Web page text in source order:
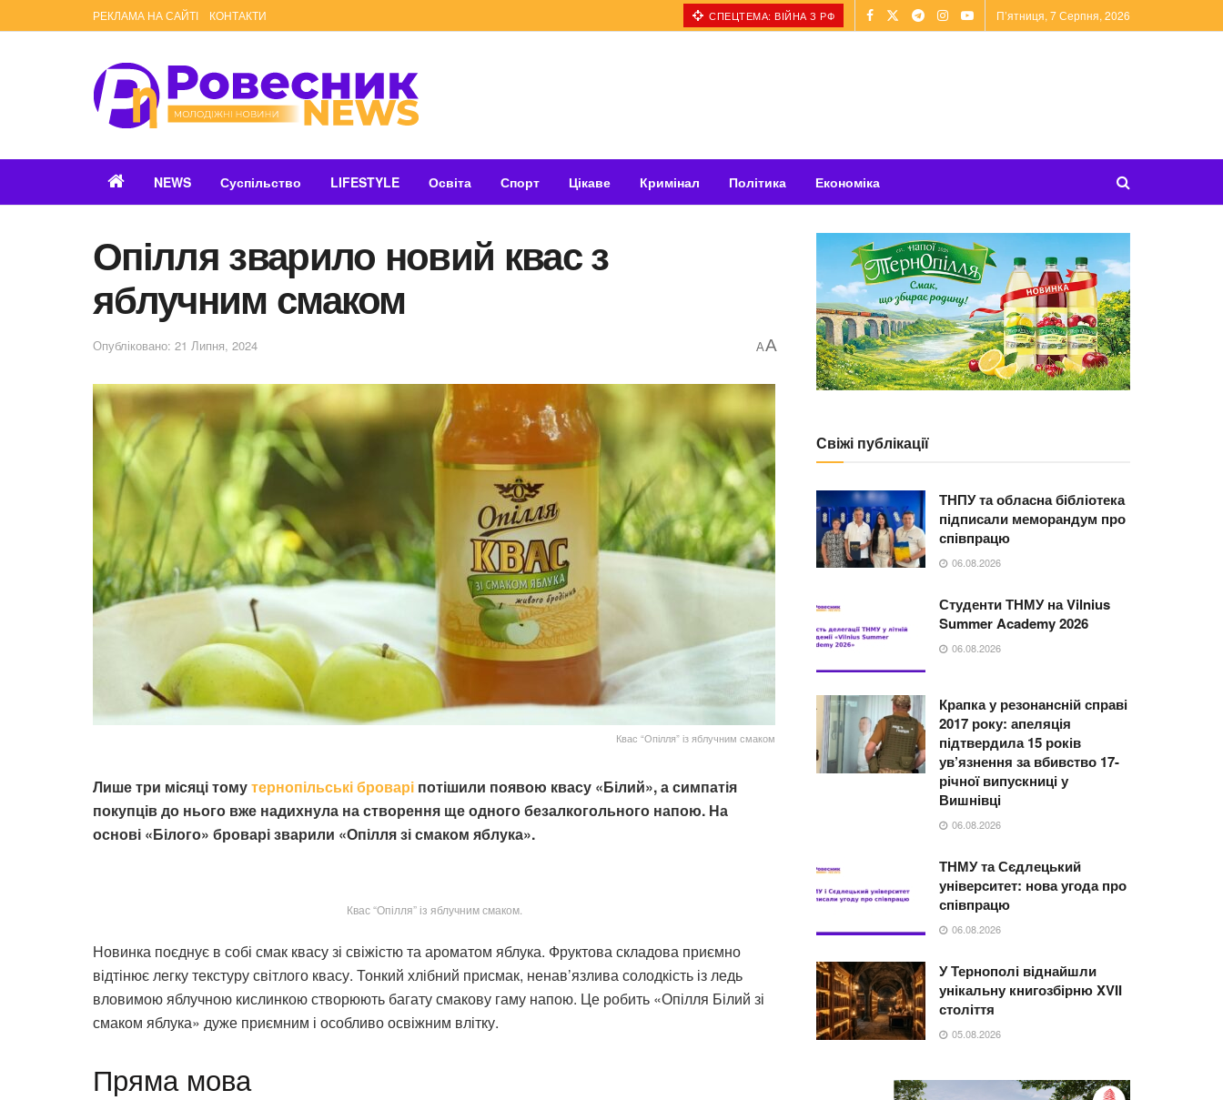
РЕКЛАМА НА САЙТІ КОНТАКТИ СПЕЦТЕМА: ВІЙНА З РФ П’ятниця, 7 Серпня, 2026
NEWS Суспільство LIFESTYLE Освіта Спорт Цікаве Кримінал Політика Економіка
Опілля зварило новий квас з
яблучним смаком
Опубліковано: 21 Липня, 2024 AA
Квас “Опілля” із яблучним смаком
Лише три місяці томутернопільські броварі потішили появою квасу «Білий», а симпатія
покупців до нього вже надихнула на створення ще одного безалкогольного напою. На
основі «Білого» броварі зварили «Опілля зі смаком яблука».
Квас “Опілля” із яблучним смаком.
Новинка поєднує в собі смак квасу зі свіжістю та ароматом яблука. Фруктова складова приємно
відтінює легку текстуру світлого квасу. Тонкий хлібний присмак, ненав’язлива солодкість із ледь
вловимою яблучною кислинкою створюють багату смакову гаму напою. Це робить «Опілля Білий зі
смаком яблука» дуже приємним і особливо освіжним влітку.
Пряма мова
Свіжі публікації
ТНПУ та обласна бібліотека
підписали меморандум про
співпрацю
06.08.2026
Студенти ТНМУ на Vilnius
Summer Academy 2026
06.08.2026
Крапка у резонансній справі
2017 року: апеляція
підтвердила 15 років
ув’язнення за вбивство 17-
річної випускниці у
Вишнівці
06.08.2026
ТНМУ та Сєдлецький
університет: нова угода про
співпрацю
06.08.2026
У Тернополі віднайшли
унікальну книгозбірню XVII
століття
05.08.2026